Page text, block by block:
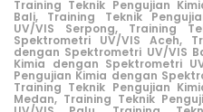
Training Teknik Pengujian
Bali, Training Teknik
UV/VIS Serpong, Training
Spektrometri UV/VIS Aceh,
dengan Spektrometri UV/VIS
Kimia dengan Spektrometri
Pengujian Kimia dengan
Training Teknik Pengujian
Medan, Training Teknik